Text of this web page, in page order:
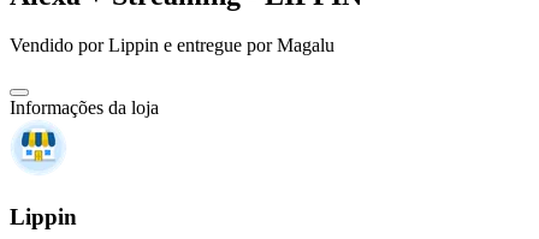
Vendido porLippin e entregue por Magalu
Informações da loja
Lippin